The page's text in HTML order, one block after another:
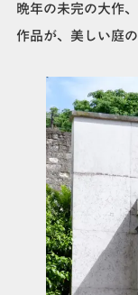
晩年の未完の大作
作品が、美しい庭